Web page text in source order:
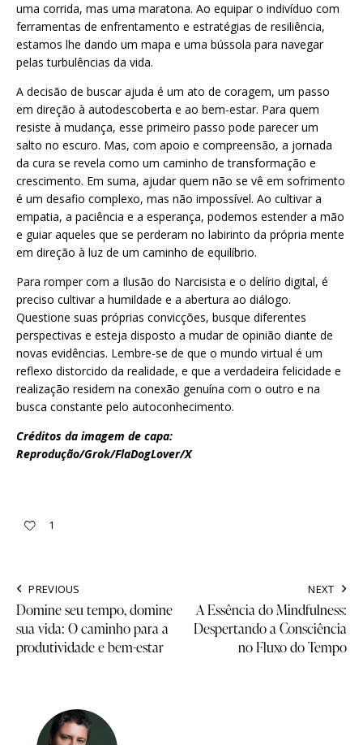
uma corrida, mas uma maratona. Ao equipar o indivíduo com
ferramentas de enfrentamento e estratégias de resiliência,
estamos lhe dando um mapa e uma bússola para navegar
pelas turbulências da vida.
A decisão de buscar ajuda é um ato de coragem, um passo
em direção à autodescoberta e ao bem-estar. Para quem
resiste à mudança, esse primeiro passo pode parecer um
salto no escuro. Mas, com apoio e compreensão, a jornada
da cura se revela como um caminho de transformação e
crescimento. Em suma, ajudar quem não se vê em sofrimento
é um desafio complexo, mas não impossível. Ao cultivar a
empatia, a paciência e a esperança, podemos estender a mão
e guiar aqueles que se perderam no labirinto da própria mente
em direção à luz de um caminho de equilíbrio.
Para romper com a Ilusão do Narcisista e o delírio digital, é
preciso cultivar a humildade e a abertura ao diálogo.
Questione suas próprias convicções, busque diferentes
perspectivas e esteja disposto a mudar de opinião diante de
novas evidências. Lembre-se de que o mundo virtual é um
reflexo distorcido da realidade, e que a verdadeira felicidade e
realização residem na conexão genuína com o outro e na
busca constante pelo autoconhecimento.
Créditos da imagem de capa:
Reprodução/Grok/FlaDogLover/X
1
PREVIOUS
Domine seu tempo, domine
sua vida: O caminho para a
produtividade e bem-estar
NEXT
A Essência do Mindfulness:
Despertando a Consciência
no Fluxo do Tempo